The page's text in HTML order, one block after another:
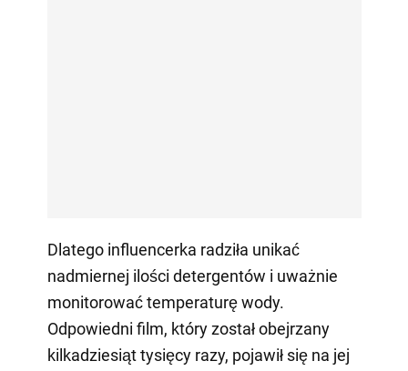
Dlatego influencerka radziła unikać
nadmiernej ilości detergentów i uważnie
monitorować temperaturę wody.
Odpowiedni film, który został obejrzany
kilkadziesiąt tysięcy razy, pojawił się na jej